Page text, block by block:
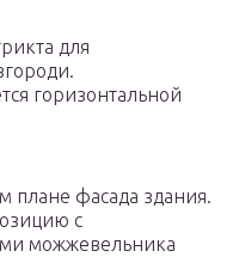
для
горизонтальной
плане фасада здания.
с
можжевельника